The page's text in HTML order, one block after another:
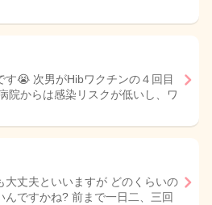
す😭 次男がHibワクチンの４回目
院からは感染リスクが低いし、ワ
大丈夫といいますが どのくらいの
ですかね? 前まで一日二、三回